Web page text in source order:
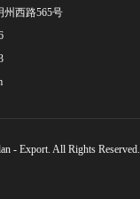
州西路565号
- Export. All Rights Reserved.